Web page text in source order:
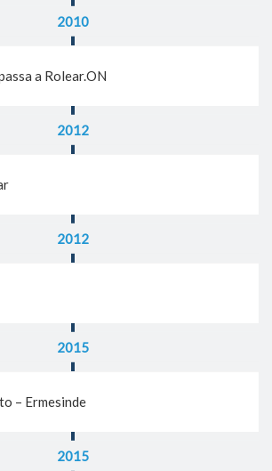
2010
a Rolear.ON
2012
2012
2015
– Ermesinde
2015